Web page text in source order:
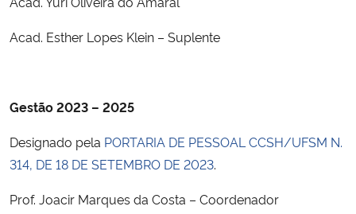
Acad. Esther Lopes Klein – Suplente
Gestão 2023 – 2025
Designado pela PORTARIA DE PESSOAL CCSH/UFSM N.
314, DE 18 DE SETEMBRO DE 2023.
Prof. Joacir Marques da Costa – Coordenador